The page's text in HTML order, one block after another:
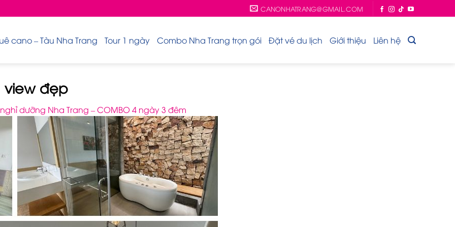
CANONHATRANG@GMAIL.COM
cano – Tàu Nha Trang Tour 1 ngày Combo Nha Trang trọn gói Đặt vé du lịch Giới thiệu Liên hệ
view đẹp
dưỡng Nha Trang – COMBO 4 ngày 3 đêm